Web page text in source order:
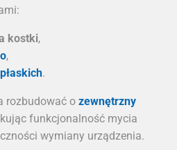
kostki,
,
.
rozbudować o zewnętrzny
funkcjonalność mycia
wymiany urządzenia.